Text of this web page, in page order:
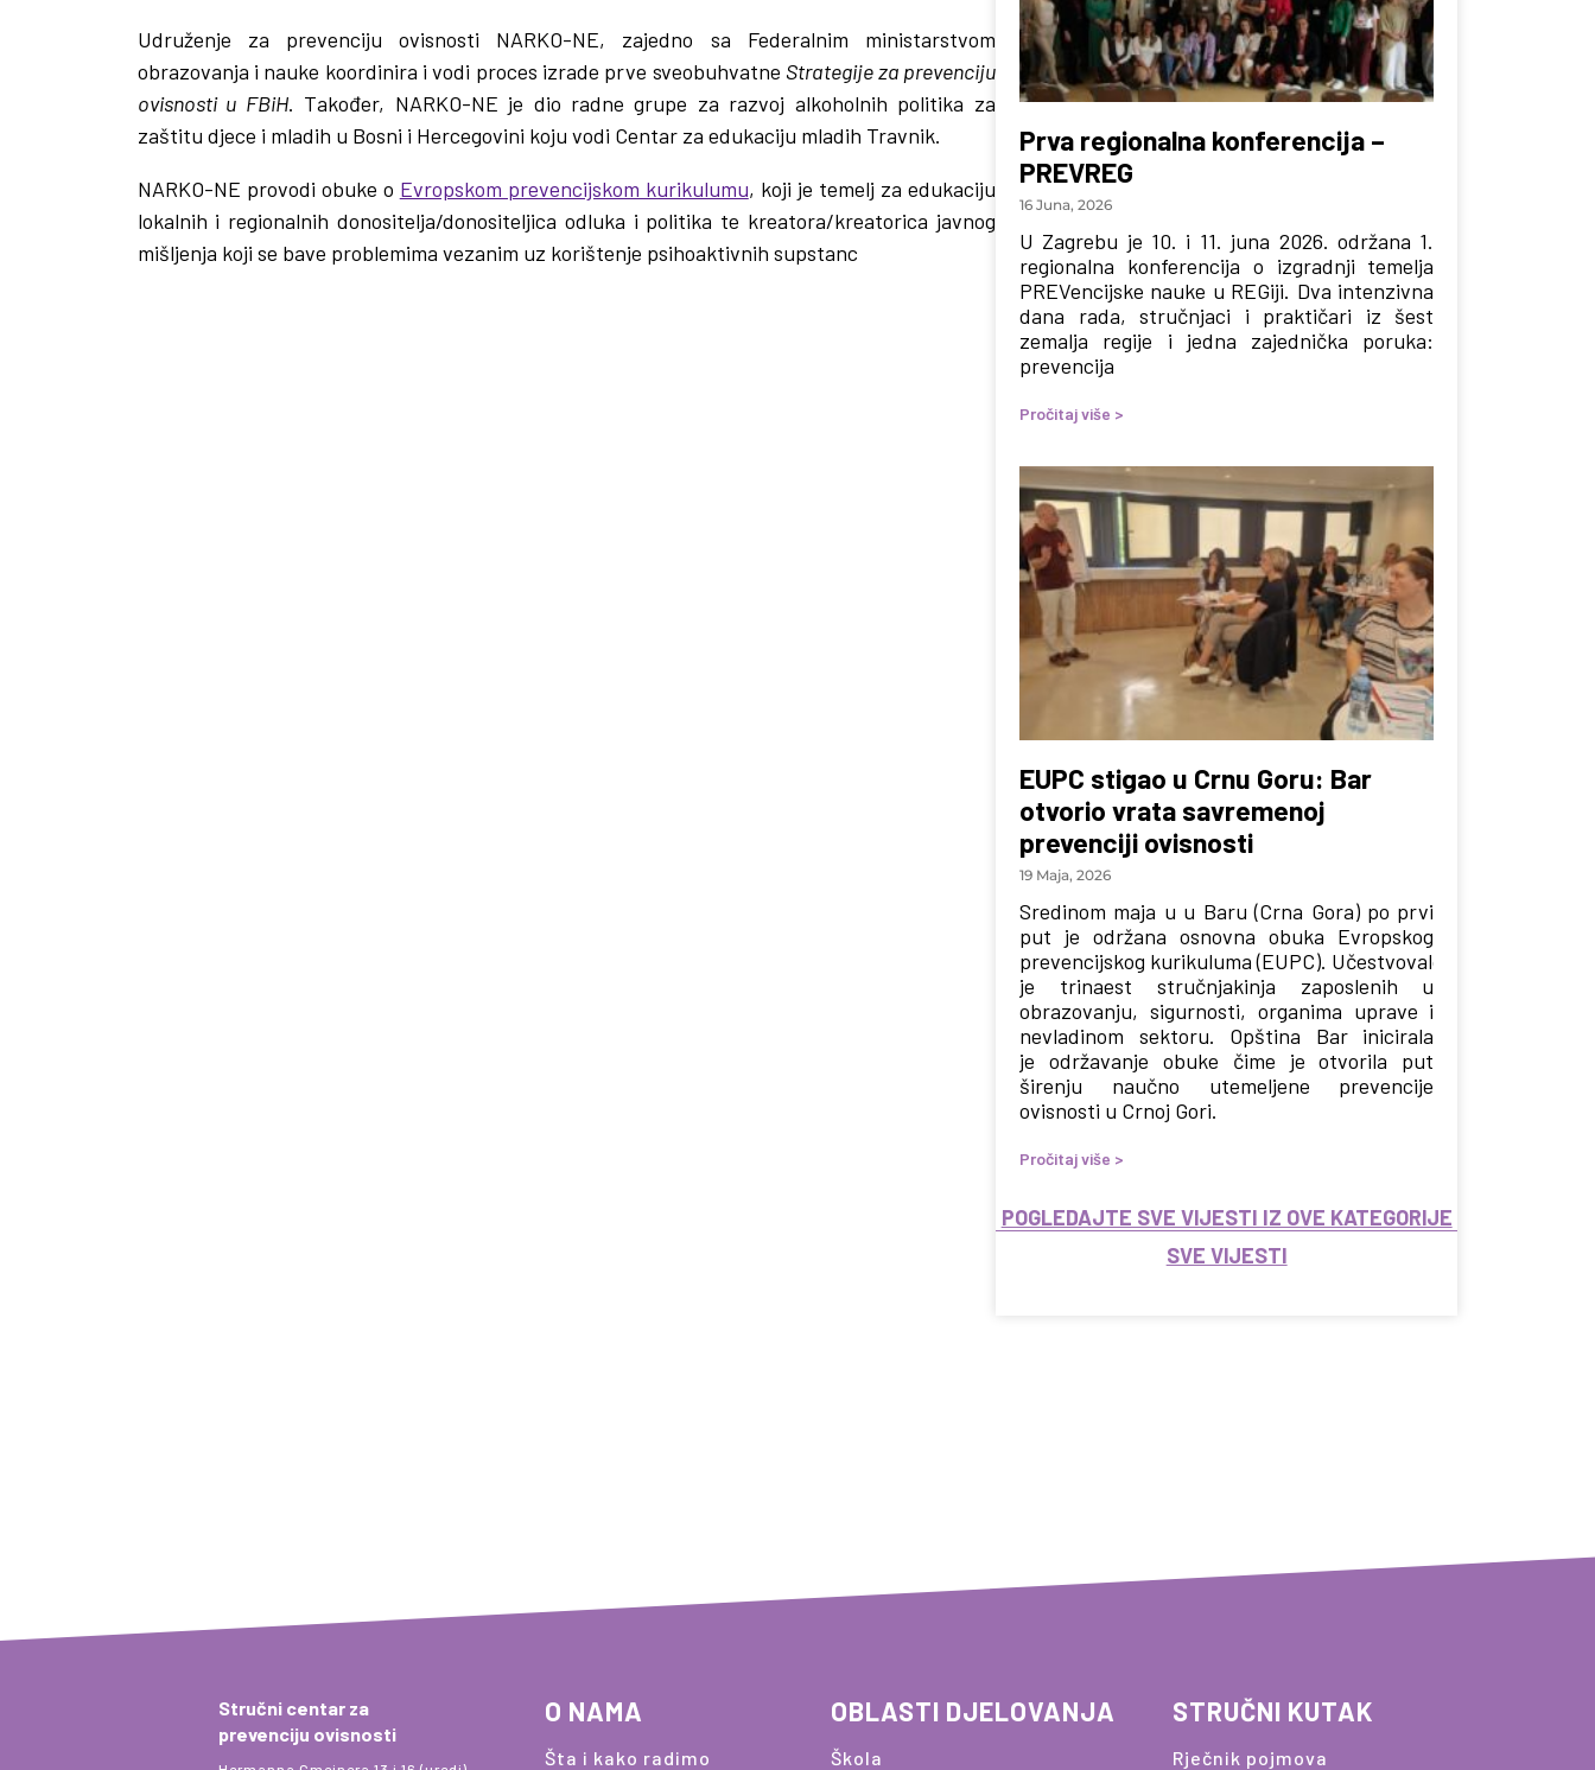
Udruženje za prevenciju ovisnosti NARKO-NE, zajedno sa Federalnim ministarstvom
obrazovanja i nauke koordinira i vodi proces izrade prve sveobuhvatne Strategije za prevenciju
ovisnosti u FBiH. Također, NARKO-NE je dio radne grupe za razvoj alkoholnih politika za
zaštitu djece i mladih u Bosni i Hercegovini koju vodi Centar za edukaciju mladih Travnik.
NARKO-NE provodi obuke o Evropskom prevencijskom kurikulumu, koji je temelj za edukaciju
lokalnih i regionalnih donositelja/donositeljica odluka i politika te kreatora/kreatorica javnog
mišljenja koji se bave problemima vezanim uz korištenje psihoaktivnih supstanc
Prva regionalna konferencija –
PREVREG
16 Juna, 2026
U Zagrebu je 10. i 11. juna 2026. održana 1.
regionalna konferencija o izgradnji temelja
PREVencijske nauke u REGiji. Dva intenzivna
dana rada, stručnjaci i praktičari iz šest
zemalja regije i jedna zajednička poruka:
prevencija
Pročitaj više >
EUPC stigao u Crnu Goru: Bar
otvorio vrata savremenoj
prevenciji ovisnosti
19 Maja, 2026
Sredinom maja u u Baru (Crna Gora) po prvi
put je održana osnovna obuka Evropskog
prevencijskog kurikuluma (EUPC). Učestvovalo
je trinaest stručnjakinja zaposlenih u
obrazovanju, sigurnosti, organima uprave i
nevladinom sektoru. Opština Bar inicirala
je održavanje obuke čime je otvorila put
širenju naučno utemeljene prevencije
ovisnosti u Crnoj Gori.
Pročitaj više >
POGLEDAJTE SVE VIJESTI IZ OVE KATEGORIJE
SVE VIJESTI
Stručni centar za
prevenciju ovisnosti
O NAMA
Šta i kako radimo
OBLASTI DJELOVANJA
Škola
STRUČNI KUTAK
Rječnik pojmova